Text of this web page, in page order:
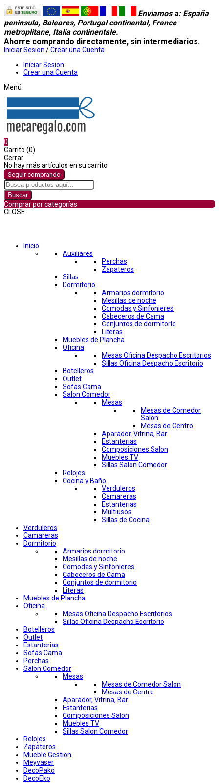
Enviamos a: España
peninsula, Baleares, Portugal continental, France
metroplitane, Italia continentale.
Ahorre comprando directamente, sin intermediarios.
Iniciar Sesion /Crear una Cuenta
Iniciar Sesion
Crear una Cuenta
Menú
0
Carrito (0)
Cerrar
No hay más artículos en su carrito
Seguir comprando
Buscar
Comprar por categorías
CLOSE
Inicio
Auxiliares
Perchas
Zapateros
Sillas
Dormitorio
Armarios dormitorio
Mesillas de noche
Comodas y Sinfonieres
Cabeceros de Cama
Conjuntos de dormitorio
Literas
Muebles de Plancha
Oficina
Mesas Oficina Despacho Escritorios
Sillas Oficina Despacho Escritorio
Botelleros
Outlet
Sofas Cama
Salon Comedor
Mesas
Mesas de Comedor
Salon
Mesas de Centro
Aparador, Vitrina, Bar
Estanterias
Composiciones Salon
Muebles TV
Sillas Salon Comedor
Relojes
Cocina y Baño
Verduleros
Camareras
Estanterias
Multiusos
Sillas de Cocina
Verduleros
Camareras
Dormitorio
Armarios dormitorio
Mesillas de noche
Comodas y Sinfonieres
Cabeceros de Cama
Conjuntos de dormitorio
Literas
Muebles de Plancha
Oficina
Mesas Oficina Despacho Escritorios
Sillas Oficina Despacho Escritorio
Botelleros
Outlet
Estanterias
Sofas Cama
Perchas
Salon Comedor
Mesas
Mesas de Comedor Salon
Mesas de Centro
Aparador, Vitrina, Bar
Estanterias
Composiciones Salon
Muebles TV
Sillas Salon Comedor
Relojes
Zapateros
Mueble Gestion
Meyvaser
DecoPako
DecoEko